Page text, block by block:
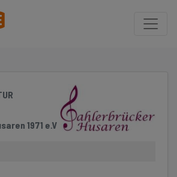
zu überspringen und zum Hauptteil
1971 e.V